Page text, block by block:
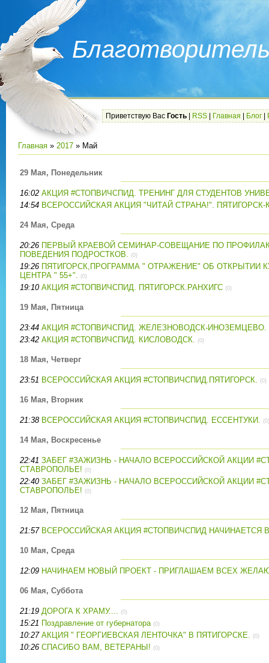
Приветствую Вас Гость RSS Главная Блог
Главная » 2017 » Май
29 Мая, Понедельник
16:02 АКЦИЯ #СТОПВИЧСПИД. ТРЕНИНГ ДЛЯ СТУДЕНТОВ
14:54 ВСЕРОССИЙСКАЯ АКЦИЯ "ЧИТАЙ СТРАНА!".
24 Мая, Среда
20:26 ПЕРВЫЙ КРАЕВОЙ СЕМИНАР-СОВЕЩАНИЕ ПО
ПОВЕДЕНИЯ ПОДРОСТКОВ. (0)
19:26 ПЯТИГОРСК,ПРОГРАММА " ОТРАЖЕНИЕ" ОБ ОТКРЫТИИ
ЦЕНТРА " 55+". (0)
19:10 АКЦИЯ #СТОПВИЧСПИД. ПЯТИГОРСК.РАНХИГС (0)
19 Мая, Пятница
23:44 АКЦИЯ #СТОПВИЧСПИД. ЖЕЛЕЗНОВОДСК-ИНОЗЕМЦЕВО.
23:42 АКЦИЯ #СТОПВИЧСПИД. КИСЛОВОДСК. (0)
18 Мая, Четверг
23:51 ВСЕРОССИЙСКАЯ АКЦИЯ #СТОПВИЧСПИД.ПЯТИГОРСК. (0)
16 Мая, Вторник
21:38 ВСЕРОССИЙСКАЯ АКЦИЯ #СТОПВИЧСПИД. ЕССЕНТУКИ. (0)
14 Мая, Воскресенье
22:41 ЗАБЕГ #ЗАЖИЗНЬ - НАЧАЛО ВСЕРОССИЙСКОЙ АКЦИИ
СТАВРОПОЛЬЕ! (0)
22:40 ЗАБЕГ #ЗАЖИЗНЬ - НАЧАЛО ВСЕРОССИЙСКОЙ АКЦИИ
СТАВРОПОЛЬЕ! (0)
12 Мая, Пятница
21:57 ВСЕРОССИЙСКАЯ АКЦИЯ #СТОПВИЧСПИД НАЧИНАЕТСЯ
10 Мая, Среда
12:09 НАЧИНАЕМ НОВЫЙ ПРОЕКТ - ПРИГЛАШАЕМ ВСЕХ
06 Мая, Суббота
21:19 ДОРОГА К ХРАМУ.... (0)
15:21 Поздравление от губернатора (0)
10:27 АКЦИЯ " ГЕОРГИЕВСКАЯ ЛЕНТОЧКА" В ПЯТИГОРСКЕ. (0)
10:26 СПАСИБО ВАМ, ВЕТЕРАНЫ! (0)